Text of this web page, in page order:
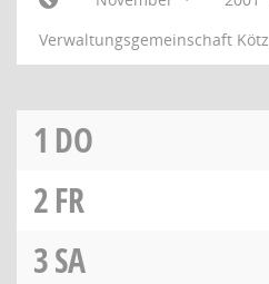
Verwaltungsgemeinschaft Kötz
1 DO
2FR
3SA